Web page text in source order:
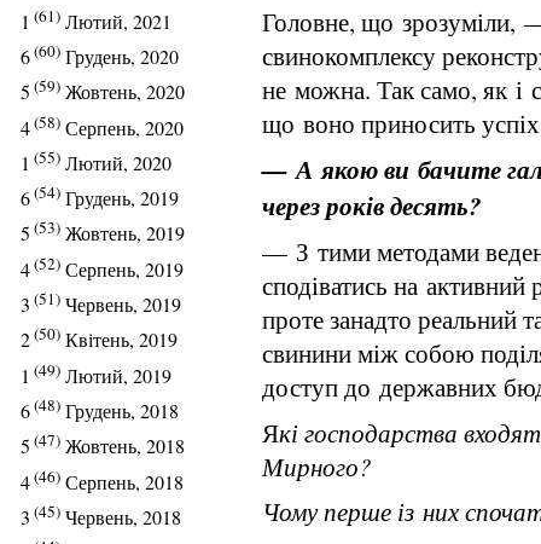
1 (61) Лютий, 2021
6(60) Грудень, 2020
5 (59) Жовтень, 2020
4(58) Серпень, 2020
1 (55) Лютий, 2020
6(54) Грудень, 2019
5 (53) Жовтень, 2019
4(52) Серпень, 2019
3 (51) Червень, 2019
2(50) Квітень, 2019
1 (49) Лютий, 2019
6(48) Грудень, 2018
5 (47) Жовтень, 2018
4(46) Серпень, 2018
3 (45) Червень, 2018
Головне, що зрозуміли,
свинокомплексу
не можна. Так само, як і
що воно приносить
— А якою ви бачите
через років десять?
— З тими методами
сподіватись на
проте занадто реальний
свинини між собою
доступ до державних
Які господарства
Мирного?
Чому перше із них